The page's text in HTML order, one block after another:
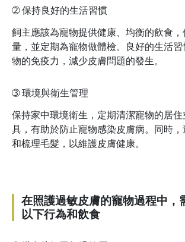
➁保持良好的生活習慣
飼主應該為寵物提供健康、均衡的飲食
量，並定期為寵物做體檢。良好的生活
物的免疫力，減少皮膚問題的發生。
➂環境與衛生管理
保持家中環境衛生，定期清潔寵物的居
具，有助於防止寵物感染皮膚病。同時
和梳理毛髮，以維護皮膚健康。
在照護過敏皮膚的寵物過程中，
以下行為和飲食